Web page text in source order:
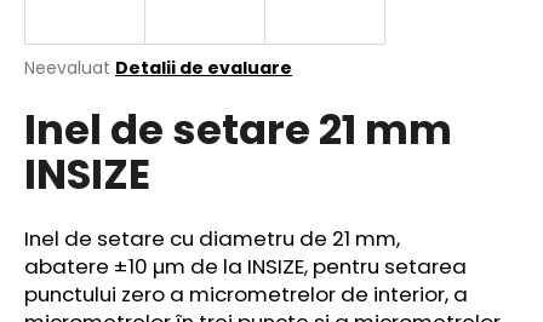
Evaluarea
a
produsului
este
0,0
5
stele.
Neevaluat Detalii de evaluare
Inel de setare 21 mm
INSIZE
Inel de setare cu diametru de 21 mm,
abatere ±10 µm de la INSIZE, pentru setarea
punctului zero a micrometrelor de interior, a
ă
r
e
o
m
a